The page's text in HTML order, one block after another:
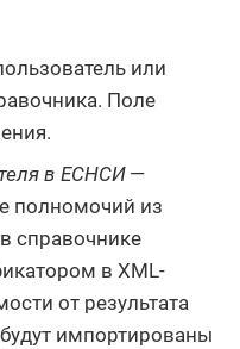
или
Поле
в ЕСНСИ—
полномочий из
справочнике
в XML-
от результата
импортированы